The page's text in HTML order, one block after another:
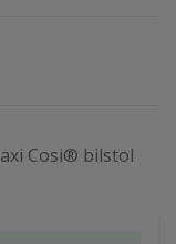
Cosi® bilstol